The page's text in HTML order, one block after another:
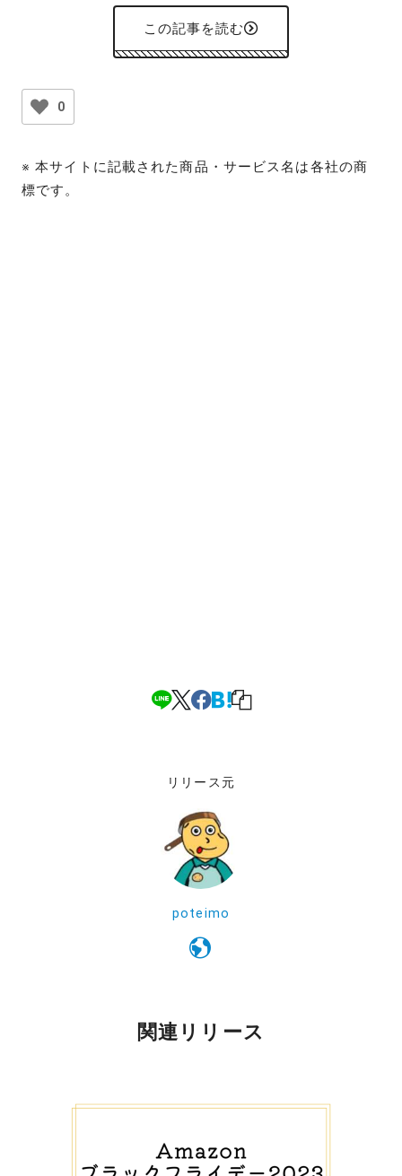
この記事を読む
0
※ 本サイトに記載された商品・サービス名は各社の商
標です。
リリース元
poteimo
関連リリース